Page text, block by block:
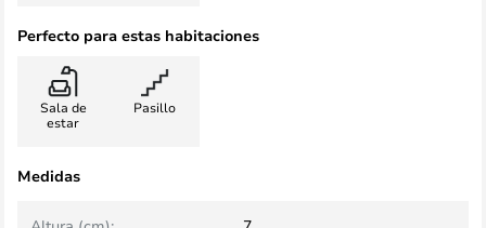
Perfecto para estas habitaciones
Sala de
estar
Pasillo
Medidas